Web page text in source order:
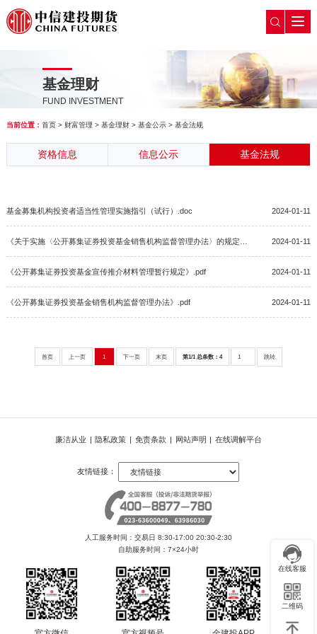
在线客服
二维码
基金理财
FUND INVESTMENT
当前位置： 首页> 财富管理 > 基金理财> 基金公示> 基金法规
资格信息 信息公示 基金法规
基金募集机构投资者适当性管理实施指引（试行）.doc 2024-01-11
2024-01-11
《公开募集证券投资基金宣传推介材料管理暂行规定》.pdf 2024-01-11
《公开募集证券投资基金销售机构监督管理办法》.pdf 2024-01-11
首页 上一页 1 下一页 末页 第1/1 总条数：4
廉洁从业 隐私政策 免责条款 网站声明 在线调解平台
友情链接：
人工服务时间：交易日 8:30-17:00 20:30-2:30
自助服务时间：7×24小时